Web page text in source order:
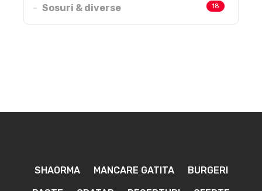
Sosuri & diverse 18
SHAORMA MANCARE GATITA BURGERI